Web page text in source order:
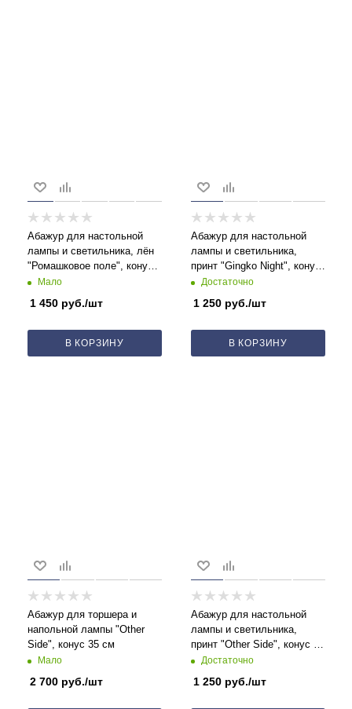
Абажур для настольной
лампы и светильника, лён
"Ромашковое поле", конус
17 см
Мало
1 450 руб./шт
В КОРЗИНУ
Абажур для настольной
лампы и светильника,
принт "Gingko Night", конус
17 см
Достаточно
1 250 руб./шт
В КОРЗИНУ
Абажур для торшера и
напольной лампы "Other
Side", конус 35 см
Мало
2 700 руб./шт
Абажур для настольной
лампы и светильника,
принт "Other Side", конус 17
смДостаточно
1 250 руб./шт